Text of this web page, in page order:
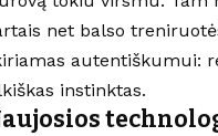
net balso
autentiškumui:
instinktas.